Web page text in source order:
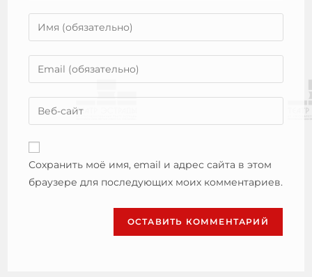
Сохранить моё имя, email и адрес сайта в этом
браузере для последующих моих комментариев.